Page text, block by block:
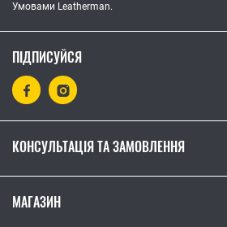
Умовами Leatherman.
ПІДПИСУЙСЯ
КОНСУЛЬТАЦІЯ ТА ЗАМОВЛЕННЯ
МАГАЗИН